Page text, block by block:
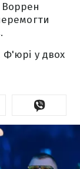
Ф'юрі у двох